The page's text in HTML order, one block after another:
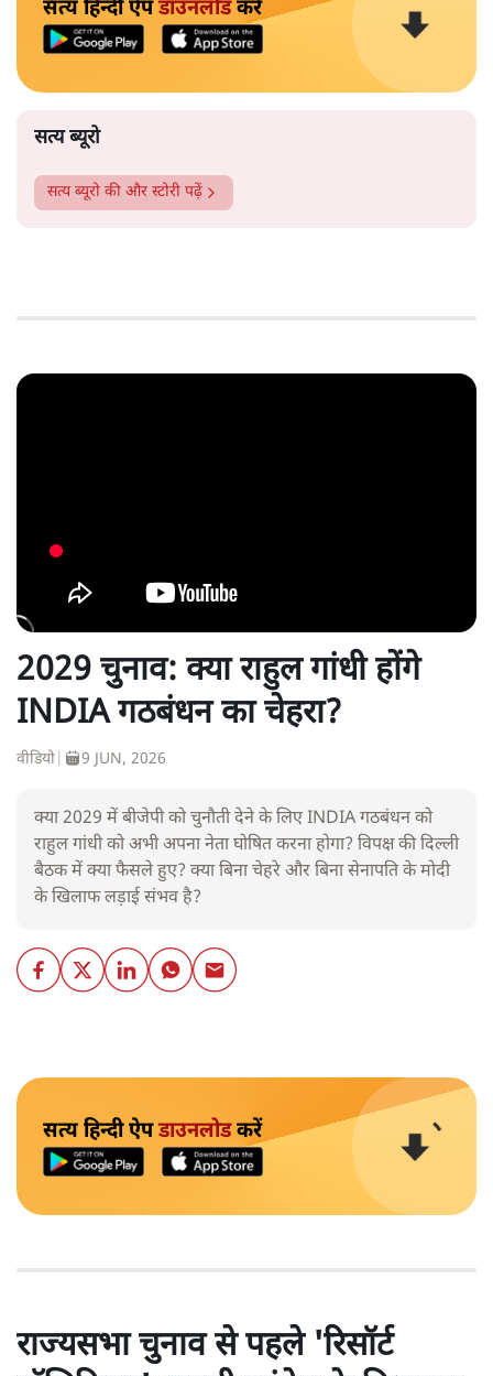
सत्य हिन्दी ऐपडाउनलोडकरें
सत्य ब्यूरो
सत्य ब्यूरो की और स्टोरी पढ़ें
2029 चुनाव: क्या राहुल गांधी होंगे
INDIA गठबंधन का चेहरा?
वीडियो 9 JUN, 2026
क्या 2029 में बीजेपी को चुनौती देने के लिए INDIA गठबंधन को
राहुल गांधी को अभी अपना नेता घोषित करना होगा? विपक्ष की दिल्ली
बैठक में क्या फैसले हुए? क्या बिना चेहरे और बिना सेनापति के मोदी
के खिलाफ लड़ाई संभव है?
सत्य हिन्दी ऐपडाउनलोडकरें
राज्यसभा चुनाव से पहले 'रिसॉर्ट